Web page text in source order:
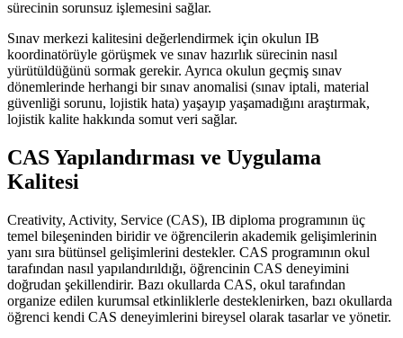
sürecinin sorunsuz işlemesini sağlar.
Sınav merkezi kalitesini değerlendirmek için okulun IB
koordinatörüyle görüşmek ve sınav hazırlık sürecinin nasıl
yürütüldüğünü sormak gerekir. Ayrıca okulun geçmiş sınav
dönemlerinde herhangi bir sınav anomalisi (sınav iptali, material
güvenliği sorunu, lojistik hata) yaşayıp yaşamadığını araştırmak,
lojistik kalite hakkında somut veri sağlar.
CAS Yapılandırması ve Uygulama
Kalitesi
Creativity, Activity, Service (CAS), IB diploma programının üç
temel bileşeninden biridir ve öğrencilerin akademik gelişimlerinin
yanı sıra bütünsel gelişimlerini destekler. CAS programının okul
tarafından nasıl yapılandırıldığı, öğrencinin CAS deneyimini
doğrudan şekillendirir. Bazı okullarda CAS, okul tarafından
organize edilen kurumsal etkinliklerle desteklenirken, bazı okullarda
öğrenci kendi CAS deneyimlerini bireysel olarak tasarlar ve yönetir.